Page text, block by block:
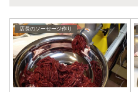
店長のソーセージ作り